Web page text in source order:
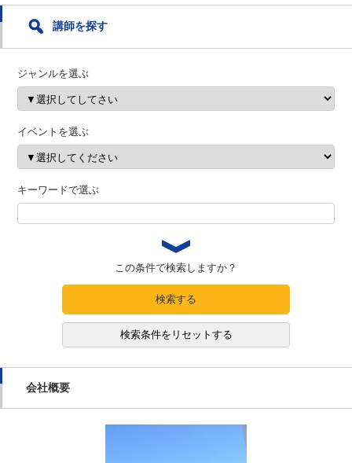
講師を探す
ジャンルを選ぶ
イベントを選ぶ
キーワードで選ぶ
この条件で検索しますか？
検索する
検索条件をリセットする
会社概要